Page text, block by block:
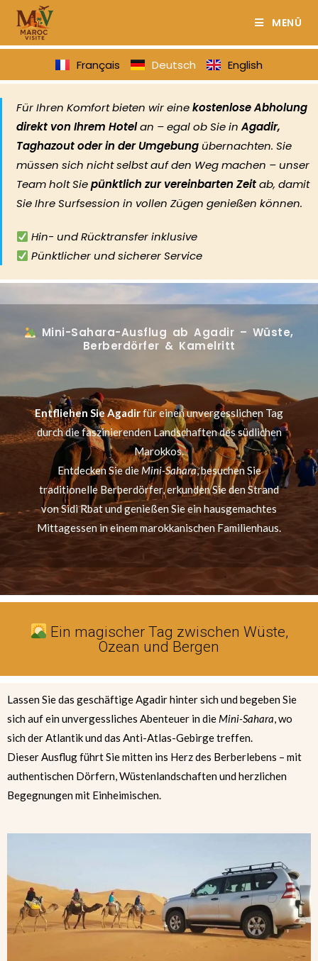
MENÜ
Français Deutsch English
Für Ihren Komfort bieten wir einekostenlose Abholung
direkt von Ihrem Hotelan – egal ob Sie inAgadir,
Taghazout oder in der Umgebungübernachten. Sie
müssen sich nicht selbst auf den Weg machen – unser
Team holt Siepünktlich zur vereinbarten Zeitab, damit
Sie Ihre Surfsession in vollen Zügen genießen können.
Hin- und Rücktransfer inklusive
Pünktlicher und sicherer Service
Mini-Sahara-Ausflug ab Agadir – Wüste,
Berberdörfer & Kamelritt
Entfliehen Sie Agadirfür einen unvergesslichen Tag
durch die faszinierenden Landschaften des südlichen
Marokkos.
Entdecken Sie die Mini-Sahara, besuchen Sie
traditionelle Berberdörfer, erkunden Sie den Strand
von Sidi Rbat und genießen Sie ein hausgemachtes
Mittagessen in einem marokkanischen Familienhaus.
Ein magischer Tag zwischen Wüste,
Ozean und Bergen
Lassen Sie das geschäftige Agadir hinter sich und begeben Sie
sich auf ein unvergessliches Abenteuer in die Mini-Sahara, wo
sich der Atlantik und das Anti-Atlas-Gebirge treffen.
Dieser Ausflug führt Sie mitten ins Herz des Berberlebens – mit
authentischen Dörfern, Wüstenlandschaften und herzlichen
Begegnungen mit Einheimischen.